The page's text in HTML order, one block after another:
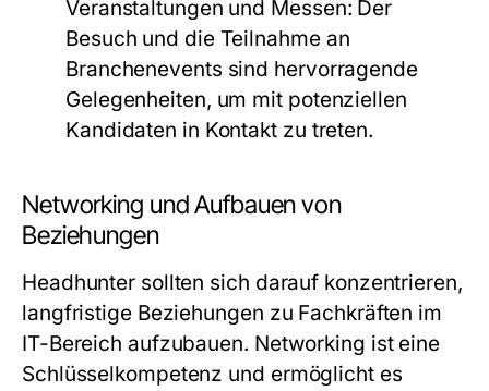
Veranstaltungen und Messen: Der
Besuch und die Teilnahme an
Branchenevents sind hervorragende
Gelegenheiten, um mit potenziellen
Kandidaten in Kontakt zu treten.
Networking und Aufbauen von
Beziehungen
Headhunter sollten sich darauf konzentrieren,
langfristige Beziehungen zu Fachkräften im
IT-Bereich aufzubauen. Networking ist eine
Schlüsselkompetenz und ermöglicht es